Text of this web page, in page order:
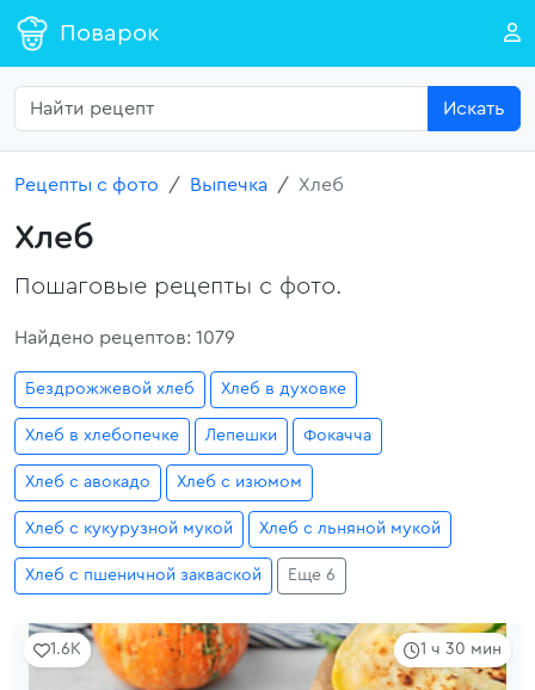
Поварок
Искать
Рецепты с фото Выпечка Хлеб
Хлеб
Пошаговые рецепты с фото.
Найдено рецептов: 1079
Бездрожжевой хлеб Хлеб в духовке
Хлеб в хлебопечке Лепешки Фокачча
Хлеб с авокадо Хлеб с изюмом
Хлеб с кукурузной мукой Хлеб с льняной мукой
Хлеб с пшеничной закваской Еще 6
1 ч 30 мин
1.6K